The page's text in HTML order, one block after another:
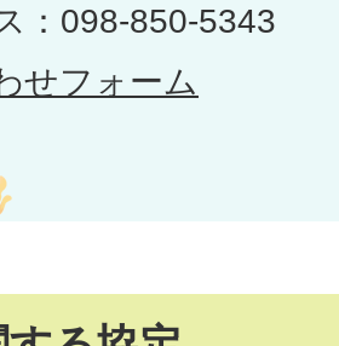
：098-850-5343
せフォーム